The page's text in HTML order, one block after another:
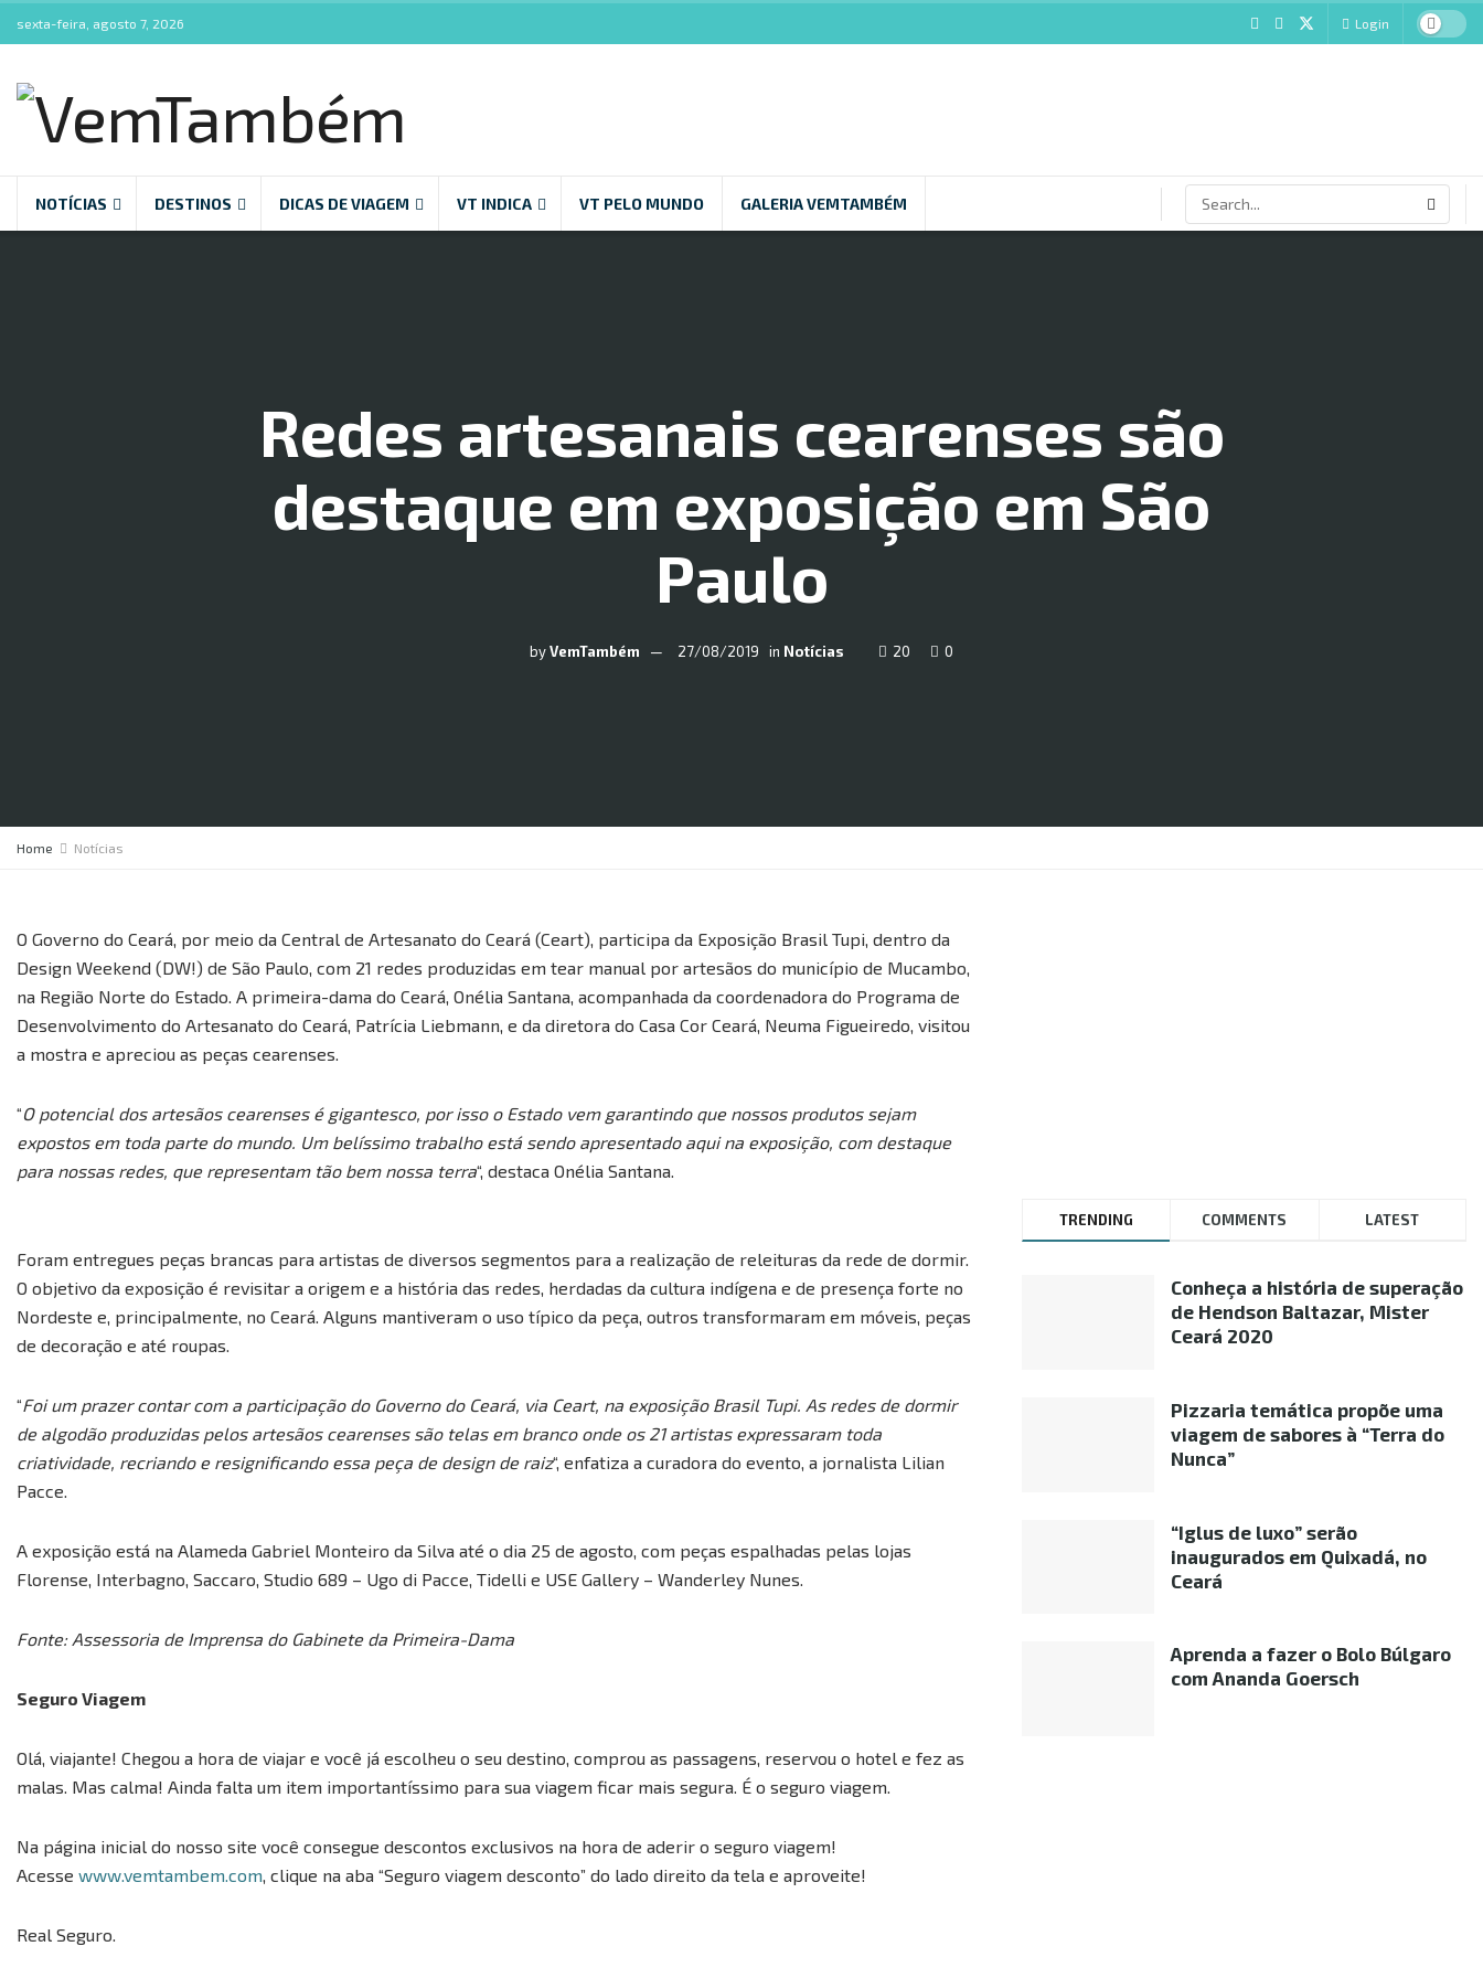
sexta-feira, agosto 7, 2026 Login
NOTÍCIAS DESTINOS DICAS DE VIAGEM VT INDICA VT PELO MUNDO GALERIA VEMTAMBÉM
Redes artesanais cearenses são
destaque em exposição em São
Paulo
byVemTambém 27/08/2019 in Notícias 20 0
Home Notícias
O Governo do Ceará, por meio da Central de Artesanato do Ceará (Ceart), participa da Exposição Brasil Tupi, dentro da
Design Weekend (DW!) de São Paulo, com 21 redes produzidas em tear manual por artesãos do município de Mucambo,
na Região Norte do Estado. A primeira-dama do Ceará, Onélia Santana, acompanhada da coordenadora do Programa de
Desenvolvimento do Artesanato do Ceará, Patrícia Liebmann, e da diretora do Casa Cor Ceará, Neuma Figueiredo, visitou
a mostra e apreciou as peças cearenses.
“O potencial dos artesãos cearenses é gigantesco, por isso o Estado vem garantindo que nossos produtos sejam
expostos em toda parte do mundo. Um belíssimo trabalho está sendo apresentado aqui na exposição, com destaque
para nossas redes, que representam tão bem nossa terra“, destaca Onélia Santana.
Foram entregues peças brancas para artistas de diversos segmentos para a realização de releituras da rede de dormir.
O objetivo da exposição é revisitar a origem e a história das redes, herdadas da cultura indígena e de presença forte no
Nordeste e, principalmente, no Ceará. Alguns mantiveram o uso típico da peça, outros transformaram em móveis, peças
de decoração e até roupas.
“Foi um prazer contar com a participação do Governo do Ceará, via Ceart, na exposição Brasil Tupi. As redes de dormir
de algodão produzidas pelos artesãos cearenses são telas em branco onde os 21 artistas expressaram toda
criatividade, recriando e resignificando essa peça de design de raiz“, enfatiza a curadora do evento, a jornalista Lilian
Pacce.
A exposição está na Alameda Gabriel Monteiro da Silva até o dia 25 de agosto, com peças espalhadas pelas lojas
Florense, Interbagno, Saccaro, Studio 689 – Ugo di Pacce, Tidelli e USE Gallery – Wanderley Nunes.
Fonte: Assessoria de Imprensa do Gabinete da Primeira-Dama
Seguro Viagem
Olá, viajante! Chegou a hora de viajar e você já escolheu o seu destino, comprou as passagens, reservou o hotel e fez as
malas. Mas calma! Ainda falta um item importantíssimo para sua viagem ficar mais segura. É o seguro viagem.
Na página inicial do nosso site você consegue descontos exclusivos na hora de aderir o seguro viagem!
Acesse www.vemtambem.com, clique na aba “Seguro viagem desconto” do lado direito da tela e aproveite!
Real Seguro.
TRENDING COMMENTS LATEST
Conheça a história de superação
de Hendson Baltazar, Mister
Ceará 2020
Pizzaria temática propõe uma
viagem de sabores à “Terra do
Nunca”
“Iglus de luxo” serão
inaugurados em Quixadá, no
Ceará
Aprenda a fazer o Bolo Búlgaro
com Ananda Goersch